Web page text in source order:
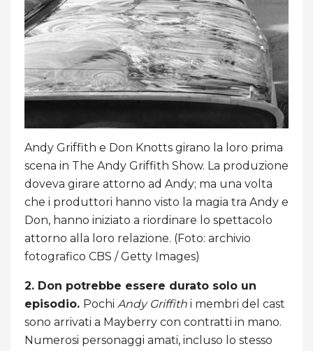
Andy Griffith e Don Knotts girano la loro prima
scena in The Andy Griffith Show. La produzione
doveva girare attorno ad Andy; ma una volta
che i produttori hanno visto la magia tra Andy e
Don, hanno iniziato a riordinare lo spettacolo
attorno alla loro relazione. (Foto: archivio
fotografico CBS / Getty Images)
2. Don potrebbe essere durato solo un
episodio. Pochi Andy Griffith i membri del cast
sono arrivati ​​a Mayberry con contratti in mano.
Numerosi personaggi amati, incluso lo stesso